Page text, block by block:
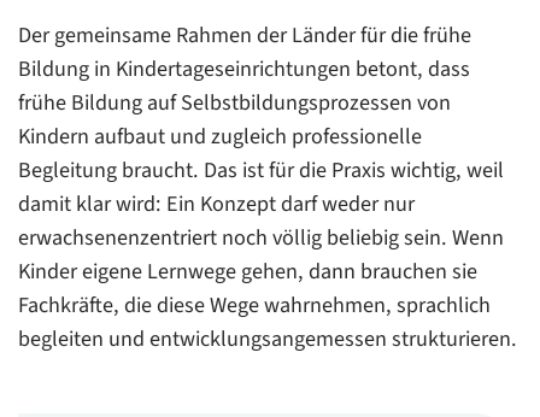
Der gemeinsame Rahmen der Länder für die frühe
Bildung in Kindertageseinrichtungen betont, dass
frühe Bildung auf Selbstbildungsprozessen von
Kindern aufbaut und zugleich professionelle
Begleitung braucht. Das ist für die Praxis wichtig, weil
damit klar wird: Ein Konzept darf weder nur
erwachsenenzentriert noch völlig beliebig sein. Wenn
Kinder eigene Lernwege gehen, dann brauchen sie
Fachkräfte, die diese Wege wahrnehmen, sprachlich
begleiten und entwicklungsangemessen strukturieren.